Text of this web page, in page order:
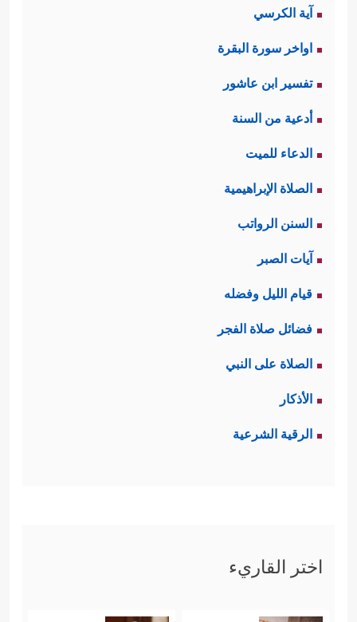
آية الكرسي
اواخر سورة البقرة
تفسير ابن عاشور
أدعية من السنة
الدعاء للميت
الصلاة الإبراهيمية
السنن الرواتب
آيات الصبر
قيام الليل وفضله
فضائل صلاة الفجر
الصلاة على النبي
الأذكار
الرقية الشرعية
اختر القاريء